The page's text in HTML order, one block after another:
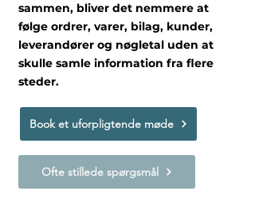
sammen, bliver det nemmere at
følge ordrer, varer, bilag, kunder,
leverandører og nøgletal uden at
skulle samle information fra flere
steder.
Book et uforpligtende møde
Ofte stillede spørgsmål